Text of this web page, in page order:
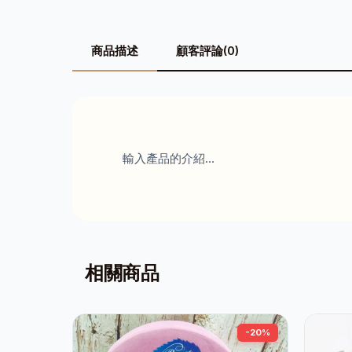
商品描述 顧客評論(0)
輸入產品的介紹...
相關商品
-20%